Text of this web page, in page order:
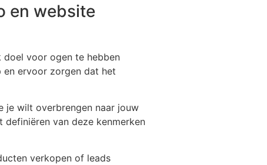
en website
doel voor ogen te hebben
ervoor zorgen dat het
je wilt overbrengen naar jouw
van deze kenmerken
verkopen of leads